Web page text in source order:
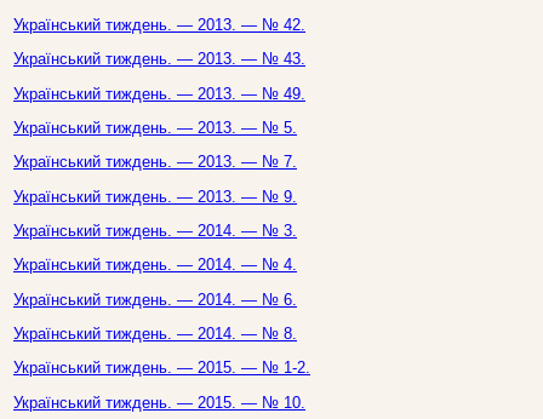
Український тиждень. — 2013. — № 42.
Український тиждень. — 2013. — № 43.
Український тиждень. — 2013. — № 49.
Український тиждень. — 2013. — № 5.
Український тиждень. — 2013. — № 7.
Український тиждень. — 2013. — № 9.
Український тиждень. — 2014. — № 3.
Український тиждень. — 2014. — № 4.
Український тиждень. — 2014. — № 6.
Український тиждень. — 2014. — № 8.
Український тиждень. — 2015. — № 1-2.
Український тиждень. — 2015. — № 10.